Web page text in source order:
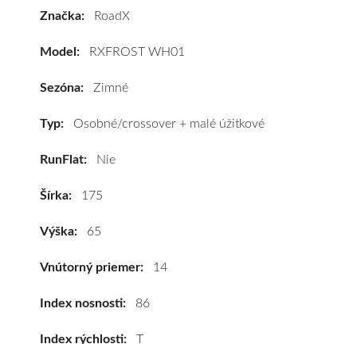
RXFROST
R14
(XL)*
vám
obujeme
Značka: RoadX
Model: RXFROST WH01
Sezóna: Zimné
Typ: Osobné/crossover + malé úžitkové
RunFlat: Nie
Šírka: 175
Výška: 65
Vnútorný priemer: 14
Index nosnosti: 86
Index rýchlosti: T